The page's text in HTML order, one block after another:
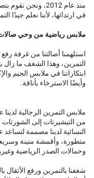
منذ عام 2012،
في ارتدائها، لأننا نعلم جيدًا
ملابس رياضية من وحي
استلهمنا أصالتنا من غرفة
التمرين، وهذا الشغف ما
ابتكاراتنا في ملابس الجيم
وأيضًا الاسترخاء بأناقة.
ملابس التمرين الرجالية
من التيشيرتات إلى الشورتات
النسائية لدينا مصممة
متطورة، وأقمشة متينة
وحمالات الصدر الرياضية
شغفنا بالتمرين ورفع الأثقال